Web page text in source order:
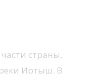
страны,
Иртыш. В